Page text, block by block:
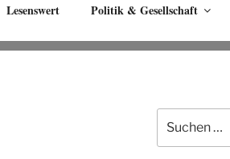
Lesenswert Politik & Gesellschaft
Suche
nach: